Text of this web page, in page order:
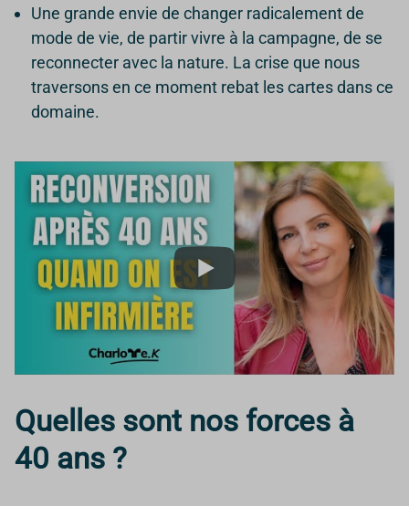
Une grande envie de changer radicalement de
mode de vie, de partir vivre à la campagne, de se
reconnecter avec la nature. La crise que nous
traversons en ce moment rebat les cartes dans ce
domaine.
Quelles sont nos forces à
40 ans ?